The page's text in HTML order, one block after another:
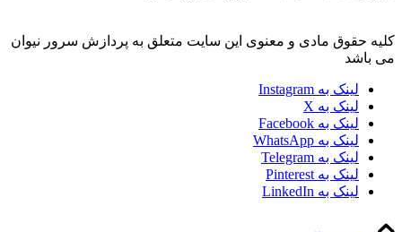
کلیه حقوق مادی و معنوی این سایت متعلق به پردازش سرور نیوان
می باشد
لینک به Instagram
لینک به X
لینک به Facebook
لینک به WhatsApp
لینک به Telegram
لینک به Pinterest
لینک به LinkedIn